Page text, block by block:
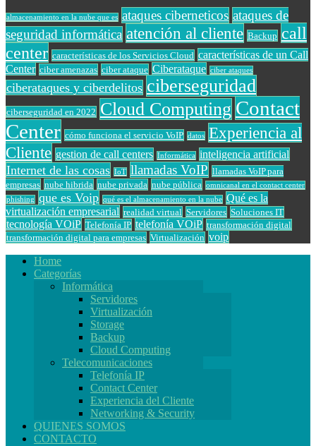
almacenamiento en la nube que es ataques ciberneticos ataques de
seguridad informática atención al cliente Backup call
center características de los Servicios Cloud características de un Call
Center ciber amenazas ciber ataque Ciberataque ciber ataques
ciberataques y ciberdelitos ciberseguridad
ciberseguridad en 2022 Cloud Computing Contact
Center cómo funciona el servicio VoIP datos Experiencia al
Cliente gestion de call centers Informática inteligencia artificial
Internet de las cosas IoT llamadas VoIP llamadas VoIP para
empresas nube hibrida nube privada nube pública omnicanal en el contact center
phishing
que es Voip qué es el almacenamiento en la nube Qué es la
virtualización empresarial realidad virtual Servidores Soluciones IT
tecnología VOiP Telefonía IP telefonía VOiP transformación digital
transformación digital para empresas Virtualización voip
Home
Categorías
Informática
Servidores
Virtualización
Storage
Backup
Cloud Computing
Telecomunicaciones
Telefonía IP
Contact Center
Experiencia del Cliente
Networking & Security
QUIENES SOMOS
CONTACTO